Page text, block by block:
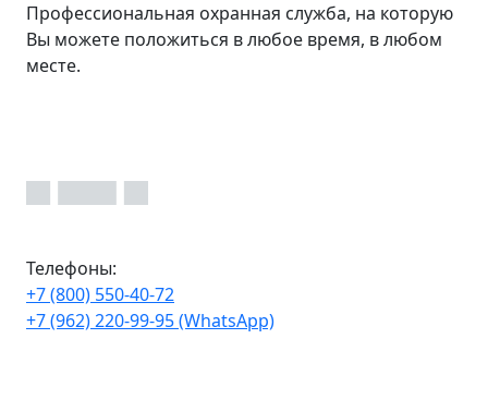
Профессиональная охранная служба, на которую
Вы можете положиться в любое время, в любом
месте.
Телефоны:
+7 (800) 550-40-72
+7 (962) 220-99-95 (WhatsApp)